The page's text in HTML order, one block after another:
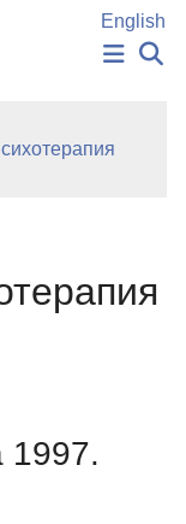
English
1997.